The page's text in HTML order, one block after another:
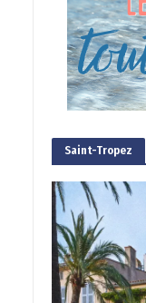
Saint-Tropez